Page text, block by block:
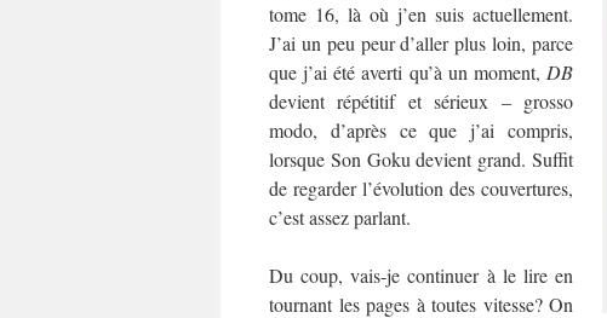
tome 16, là où j’en suis actuellement.
J’ai un peu peur d’aller plus loin, parce
que j’ai été averti qu’à un moment, DB
devient répétitif et sérieux – grosso
modo, d’après ce que j’ai compris,
lorsque Son Goku devient grand. Suffit
de regarder l’évolution des couvertures,
c’est assez parlant.
Du coup, vais-je continuer à le lire en
tournant les pages à toutes vitesse? On